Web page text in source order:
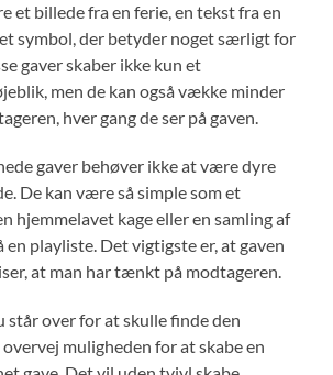
et billede fra en ferie, en tekst fra en
symbol, der betyder noget særligt for
gaver skaber ikke kun et
men de kan også vække minder
hver gang de ser på gaven.
gaver behøver ikke at være dyre
De kan være så simple som et
hjemmelavet kage eller en samling af
en playliste. Det vigtigste er, at gaven
at man har tænkt på modtageren.
står over for at skulle finde den
overvej muligheden for at skabe en